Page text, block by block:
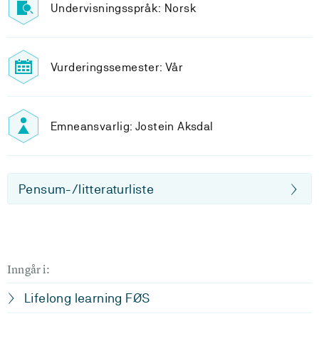
Undervisningsspråk: Norsk
Vurderingssemester: Vår
Emneansvarlig: Jostein Aksdal
Pensum-/litteraturliste
Inngår i:
Lifelong learning FØS